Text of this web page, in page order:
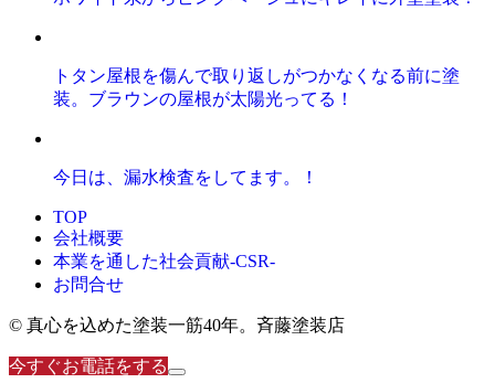
トタン屋根を傷んで取り返しがつかなくなる前に塗
装。ブラウンの屋根が太陽光ってる！
今日は、漏水検査をしてます。！
TOP
会社概要
本業を通した社会貢献-CSR-
お問合せ
© 真心を込めた塗装一筋40年。斉藤塗装店
今すぐお電話をする